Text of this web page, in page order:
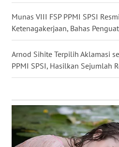
Munas VIII FSP PPMI SPSI
Ketenagakerjaan, Bahas
Arnod Sihite Terpilih Aklamasi
PPMI SPSI, Hasilkan Sejumlah
KALBAR
WN
KALTENG
WN
KALTARA
WN
KALSEL
WN